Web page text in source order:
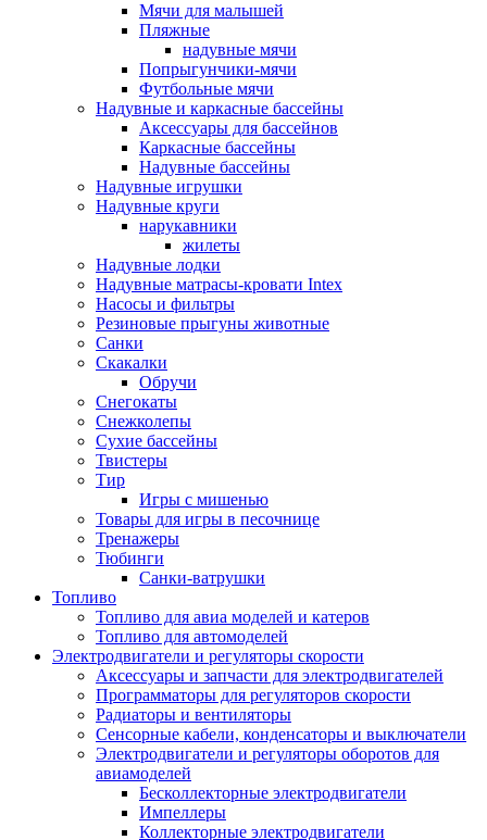
Мячи для малышей
Пляжные
надувные мячи
Попрыгунчики-мячи
Футбольные мячи
Надувные и каркасные бассейны
Аксессуары для бассейнов
Каркасные бассейны
Надувные бассейны
Надувные игрушки
Надувные круги
нарукавники
жилеты
Надувные лодки
Надувные матрасы-кровати Intex
Насосы и фильтры
Резиновые прыгуны животные
Санки
Скакалки
Обручи
Снегокаты
Снежколепы
Сухие бассейны
Твистеры
Тир
Игры с мишенью
Товары для игры в песочнице
Тренажеры
Тюбинги
Санки-ватрушки
Топливо
Топливо для авиа моделей и катеров
Топливо для автомоделей
Электродвигатели и регуляторы скорости
Аксессуары и запчасти для электродвигателей
Программаторы для регуляторов скорости
Радиаторы и вентиляторы
Сенсорные кабели, конденсаторы и выключатели
Электродвигатели и регуляторы оборотов для
авиамоделей
Бесколлекторные электродвигатели
Импеллеры
Коллекторные электродвигатели